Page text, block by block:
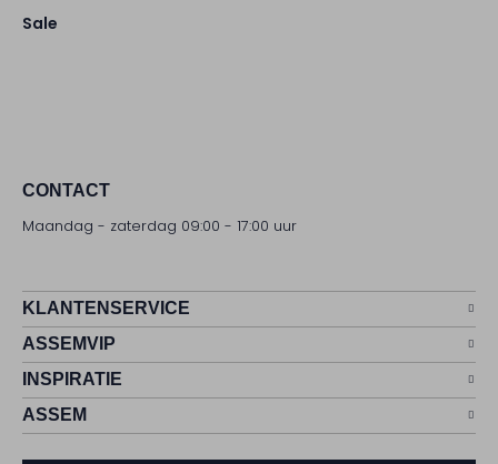
Sale
CONTACT
Maandag - zaterdag 09:00 - 17:00 uur
KLANTENSERVICE
ASSEMVIP
INSPIRATIE
ASSEM